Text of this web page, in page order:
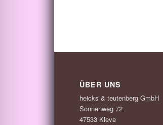
ÜBER UNS
heicks & teutenberg GmbH
Sonnenweg 72
47533 Kleve